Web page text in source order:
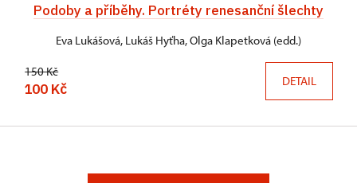
Podoby a příběhy. Portréty renesanční šlechty
Eva Lukášová, Lukáš Hyťha, Olga Klapetková (edd.)
150 Kč
100 Kč DETAIL